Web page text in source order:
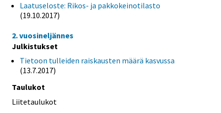
Laatuseloste: Rikos- ja pakkokeinotilasto
(19.10.2017)
2. vuosineljännes
Julkistukset
Tietoon tulleiden raiskausten määrä kasvussa
(13.7.2017)
Taulukot
Liitetaulukot